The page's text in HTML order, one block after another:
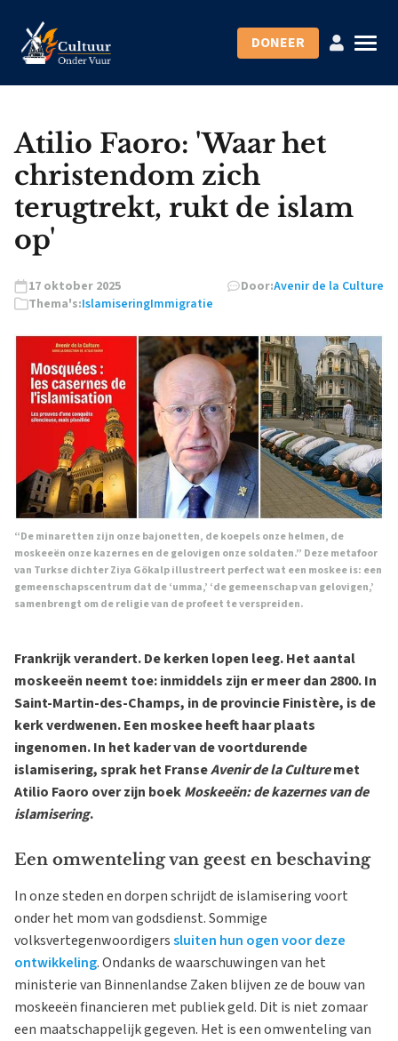
DONEER
Atilio Faoro: 'Waar het
christendom zich
terugtrekt, rukt de islam
op'
17 oktober 2025 Door:Avenir de la Culture
Thema's:IslamiseringImmigratie
“De minaretten zijn onze bajonetten, de koepels onze helmen, de
moskeeën onze kazernes en de gelovigen onze soldaten.” Deze metafoor
van Turkse dichter Ziya Gökalp illustreert perfect wat een moskee is: een
gemeenschapscentrum dat de ‘umma,’ ‘de gemeenschap van gelovigen,’
samenbrengt om de religie van de profeet te verspreiden.
Frankrijk verandert. De kerken lopen leeg. Het aantal
moskeeën neemt toe: inmiddels zijn er meer dan 2800. In
Saint-Martin-des-Champs, in de provincie Finistère, is de
kerk verdwenen. Een moskee heeft haar plaats
ingenomen. In het kader van de voortdurende
islamisering, sprak het FranseAvenir de la Culturemet
Atilio Faoro over zijn boekMoskeeën: de kazernes van de
islamisering.
Een omwenteling van geest en beschaving
In onze steden en dorpen schrijdt de islamisering voort
onder het mom van godsdienst. Sommige
volksvertegenwoordigerssluiten hun ogen voor deze
ontwikkeling. Ondanks de waarschuwingen van het
ministerie van Binnenlandse Zaken blijven ze de bouw van
moskeeën financieren met publiek geld. Dit is niet zomaar
een maatschappelijk gegeven. Het is een omwenteling van